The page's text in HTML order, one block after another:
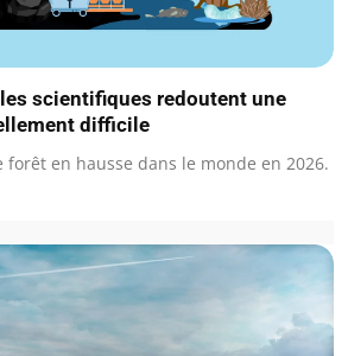
scientifiques redoutent une
difficile
forêt en hausse dans le monde en 2026.